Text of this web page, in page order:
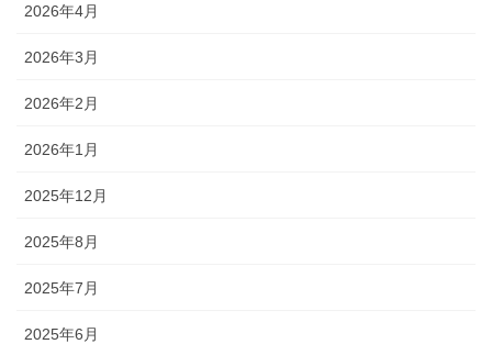
2026年4月
2026年3月
2026年2月
2026年1月
2025年12月
2025年8月
2025年7月
2025年6月